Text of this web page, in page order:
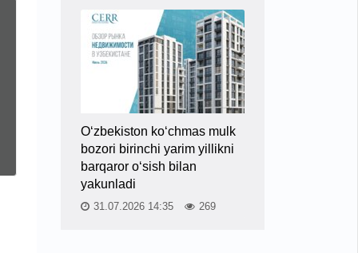
O‘zbekiston ko‘chmas mulk
bozori birinchi yarim yillikni
barqaror o‘sish bilan
yakunladi
31.07.2026 14:35 269